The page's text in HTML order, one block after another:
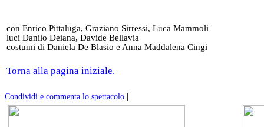
con Enrico Pittaluga, Graziano Sirressi, Luca Mammoli
luci Danilo Deiana, Davide Bellavia
costumi di Daniela De Blasio e Anna Maddalena Cingi
Torna alla pagina iniziale.
Condividi e commenta lo spettacolo |